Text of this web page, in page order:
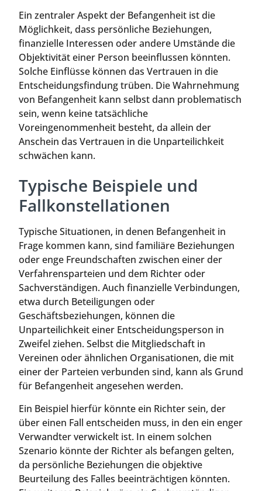
Ein zentraler Aspekt der Befangenheit ist die
Möglichkeit, dass persönliche Beziehungen,
finanzielle Interessen oder andere Umstände die
Objektivität einer Person beeinflussen könnten.
Solche Einflüsse können das Vertrauen in die
Entscheidungsfindung trüben. Die Wahrnehmung
von Befangenheit kann selbst dann problematisch
sein, wenn keine tatsächliche
Voreingenommenheit besteht, da allein der
Anschein das Vertrauen in die Unparteilichkeit
schwächen kann.
Typische Beispiele und
Fallkonstellationen
Typische Situationen, in denen Befangenheit in
Frage kommen kann, sind familiäre Beziehungen
oder enge Freundschaften zwischen einer der
Verfahrensparteien und dem Richter oder
Sachverständigen. Auch finanzielle Verbindungen,
etwa durch Beteiligungen oder
Geschäftsbeziehungen, können die
Unparteilichkeit einer Entscheidungsperson in
Zweifel ziehen. Selbst die Mitgliedschaft in
Vereinen oder ähnlichen Organisationen, die mit
einer der Parteien verbunden sind, kann als Grund
für Befangenheit angesehen werden.
Ein Beispiel hierfür könnte ein Richter sein, der
über einen Fall entscheiden muss, in den ein enger
Verwandter verwickelt ist. In einem solchen
Szenario könnte der Richter als befangen gelten,
da persönliche Beziehungen die objektive
Beurteilung des Falles beeinträchtigen könnten.